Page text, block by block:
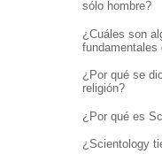
sólo hombre?
¿Cuáles son
fundamentales
¿Por qué se
religión?
¿Por qué es
¿Scientology